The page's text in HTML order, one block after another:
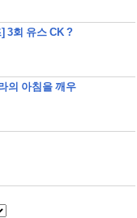
3회 유스 CK ?
의 아침을 깨우